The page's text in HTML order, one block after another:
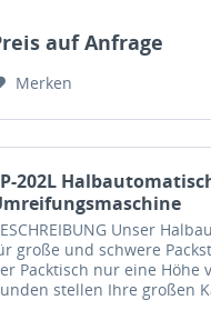
auf Anfrage
Merken
202L
Unser
große und schwere
Packtisch nur eine Höhe
stellen Ihre großen